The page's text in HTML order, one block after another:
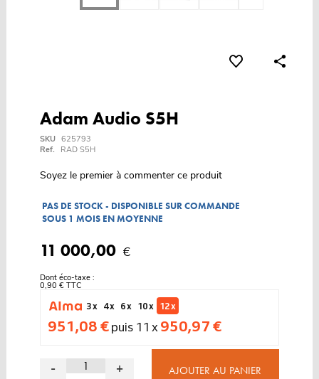
Adam Audio S5H
SKU 625793
Ref.
RAD S5H
Soyez le premier à commenter ce produit
PAS DE STOCK - DISPONIBLE SUR COMMANDE
SOUS 1 MOIS EN MOYENNE
11 000,00 €
Dont éco-taxe :
0,90 € TTC
3 x
4 x 6 x 10 x 12 x
951,08 €puis 11 x 950,97 €
- + AJOUTER AU PANIER